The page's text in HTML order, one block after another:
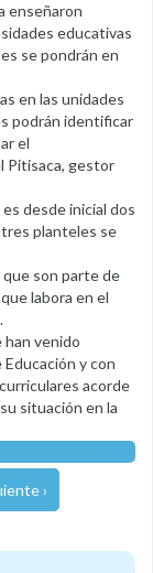
enseñaron
educativas
se pondrán en
en las unidades
podrán identificar
el
Pitisaca, gestor
desde inicial dos
planteles se
son parte de
labora en el
han venido
y con
acorde
situación en la
›